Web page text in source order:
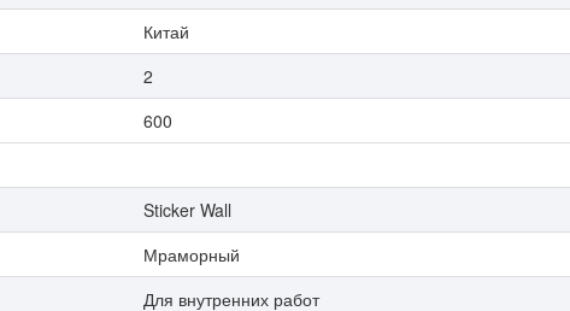
Китай
2
600
Sticker Wall
Мраморный
Для внутренних работ